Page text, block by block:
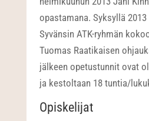
opastamana. Syksyllä
Syvänsin ATK-ryhmän
Tuomas Raatikaisen
jälkeen opetustunnit ovat
ja kestoltaan 18 tuntia/
Opiskelijat